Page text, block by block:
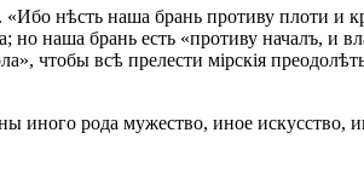
нѣсть наша брань противу плоти и
наша брань есть «противу началъ, и
чтобы всѣ прелести мірскія
иного рода мужество, иное искусство,